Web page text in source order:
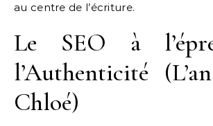
au centre de l’écriture.
Le SEO à
l’Authenticité
Chloé)